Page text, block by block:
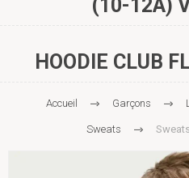
(10-12A)
HOODIE CLUB
Accueil Garçons
Sweats